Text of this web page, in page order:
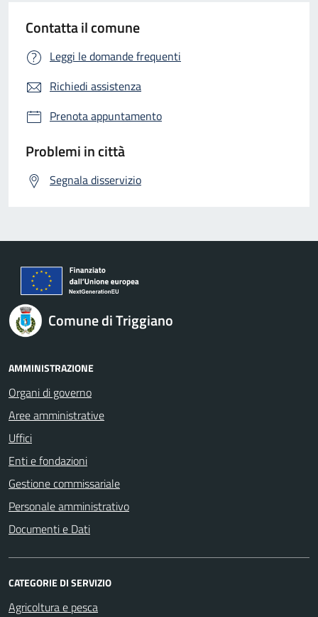
Contatta il comune
Leggi le domande frequenti
Richiedi assistenza
Prenota appuntamento
Problemi in città
Segnala disservizio
Comune di Triggiano
AMMINISTRAZIONE
Organi di governo
Aree amministrative
Uffici
Enti e fondazioni
Gestione commissariale
Personale amministrativo
Documenti e Dati
CATEGORIE DI SERVIZIO
Agricoltura e pesca